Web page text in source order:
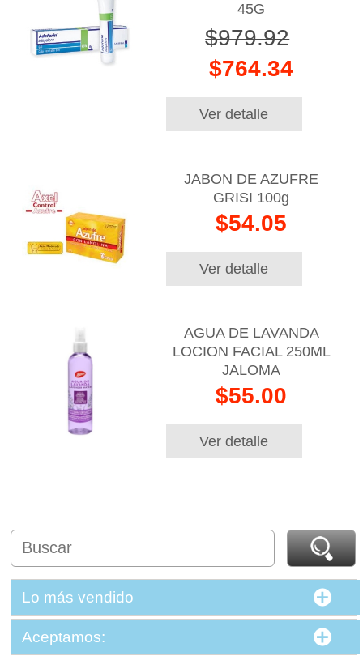
45G
$979.92
$764.34
Ver detalle
JABON DE AZUFRE
GRISI 100g
$54.05
Ver detalle
AGUA DE LAVANDA
LOCION FACIAL 250ML
JALOMA
$55.00
Ver detalle
Lo más vendido
Aceptamos: